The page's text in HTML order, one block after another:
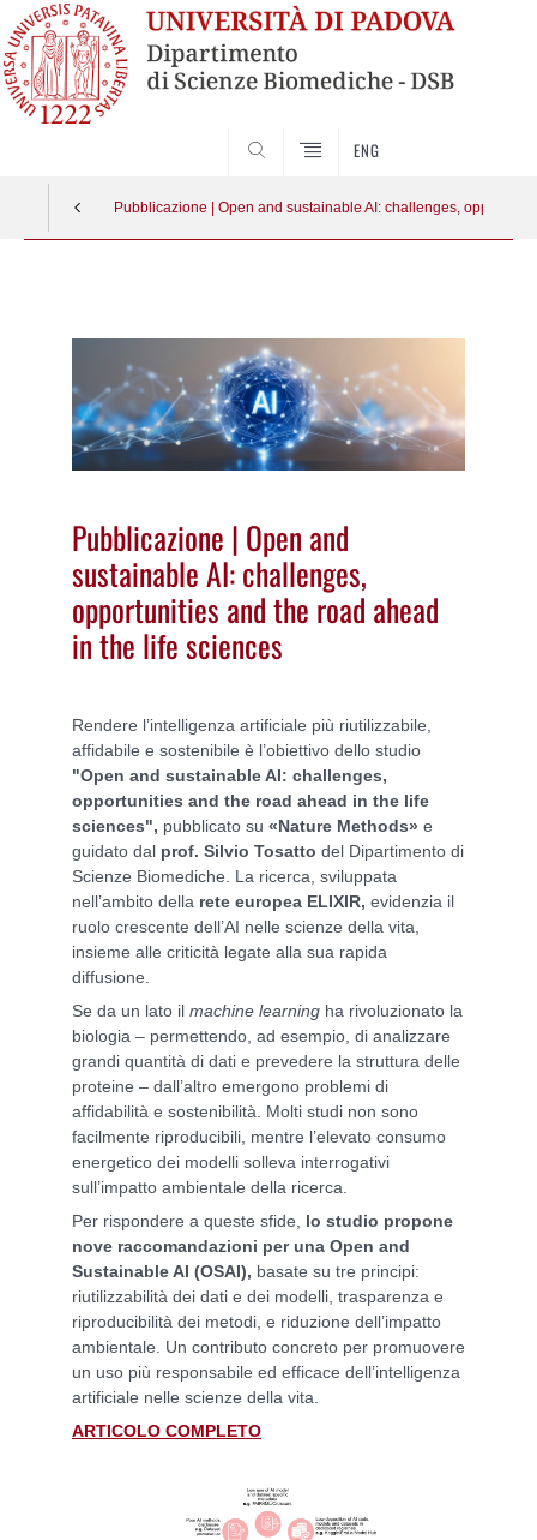
ENG
Pubblicazione | Open and sustainable AI: challenges,
Pubblicazione | Open and
sustainable AI: challenges,
opportunities and the road ahead
in the life sciences
Rendere l’intelligenza artificiale più riutilizzabile,
affidabile e sostenibile è l’obiettivo dello studio
"Open and sustainable AI: challenges,
opportunities and the road ahead in the life
sciences", pubblicato su «Nature Methods» e
guidato dal prof. Silvio Tosatto del Dipartimento di
Scienze Biomediche. La ricerca, sviluppata
nell’ambito della rete europea ELIXIR, evidenzia il
ruolo crescente dell’AI nelle scienze della vita,
insieme alle criticità legate alla sua rapida
diffusione.
Se da un lato il machine learning ha rivoluzionato la
biologia – permettendo, ad esempio, di analizzare
grandi quantità di dati e prevedere la struttura delle
proteine – dall’altro emergono problemi di
affidabilità e sostenibilità. Molti studi non sono
facilmente riproducibili, mentre l’elevato consumo
energetico dei modelli solleva interrogativi
sull’impatto ambientale della ricerca.
Per rispondere a queste sfide, lo studio propone
nove raccomandazioni per una Open and
Sustainable AI (OSAI), basate su tre principi:
riutilizzabilità dei dati e dei modelli, trasparenza e
riproducibilità dei metodi, e riduzione dell’impatto
ambientale. Un contributo concreto per promuovere
un uso più responsabile ed efficace dell’intelligenza
artificiale nelle scienze della vita.
ARTICOLO COMPLETO